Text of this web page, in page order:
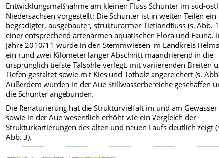
Entwicklungsmaßnahme am kleinen Fluss Schunter im süd-
Niedersachsen vorgestellt: Die Schunter ist in weiten Teilen ein
begradigter, ausgebauter, strukturarmer Tieflandfluss (s. Abb.
einer entsprechend artenarmen aquatischen Flora und Fauna.
Jahre 2010/11 wurde in den Stemmwiesen im Landkreis
ein rund zwei Kilometer langer Abschnitt mäandrierend in die
ursprünglich tiefste Talsohle verlegt, mit variierenden Breiten
Tiefen gestaltet sowie mit Kies und Totholz angereichert (s.
Außerdem wurden in der Aue Stillwasserbereiche geschaffen
die Schunter angebunden.
Die Renaturierung hat die Strukturvielfalt im und am Gewässer
sowie in der Aue wesentlich erhöht wie ein Vergleich der
Strukturkartierungen des alten und neuen Laufs deutlich zeigt
Abb. 3).